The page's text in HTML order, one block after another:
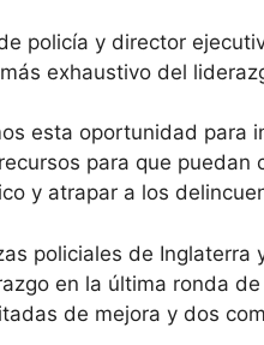
policía y director
exhaustivo del
esta oportunidad para
para que puedan
y atrapar a los
policiales de Inglaterra
en la última ronda
de mejora y dos